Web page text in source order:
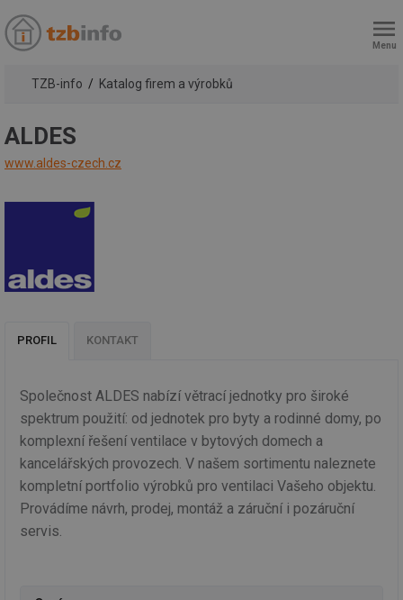
Menu
TZB-info Katalog firem a výrobků
ALDES
www.aldes-czech.cz
PROFIL KONTAKT
Společnost ALDES nabízí větrací jednotky pro široké
spektrum použití: od jednotek pro byty a rodinné domy, po
komplexní řešení ventilace v bytových domech a
kancelářských provozech. V našem sortimentu naleznete
kompletní portfolio výrobků pro ventilaci Vašeho objektu.
Provádíme návrh, prodej, montáž a záruční i pozáruční
servis.